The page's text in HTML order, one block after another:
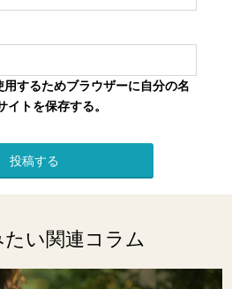
するためブラウザーに自分の名
トを保存する。
い関連コラム